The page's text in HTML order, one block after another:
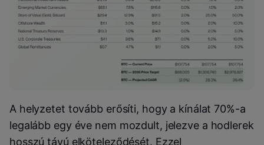
A helyzetet tovább erősíti, hogy a kínálat 70%-a
legalább egy éve nem mozdult, jelezve a hodlerek
hosszú távú elköteleződését. Ezzel